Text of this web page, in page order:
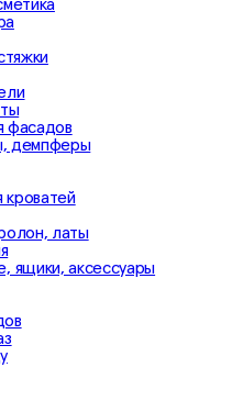
фасадов
демпферы
латы
ящики, аксессуары